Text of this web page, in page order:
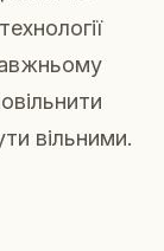
вільними.